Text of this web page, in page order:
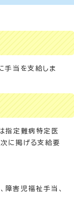
手当を支給しま
指定難病特定医
に掲げる支給要
障害児福祉手当、